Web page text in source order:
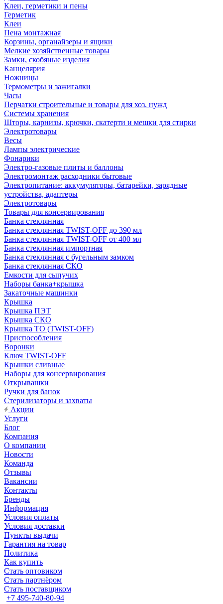
Клеи, герметики и пены
Герметик
Клеи
Пена монтажная
Корзины, органайзеры и ящики
Мелкие хозяйственные товары
Замки, скобяные изделия
Канцелярия
Ножницы
Термометры и зажигалки
Часы
Перчатки строительные и товары для хоз. нужд
Системы хранения
Шторы, карнизы, крючки, скатерти и мешки для стирки
Электротовары
Весы
Лампы электрические
Фонарики
Электро-газовые плиты и баллоны
Электромонтаж расходники бытовые
Электропитание: аккумуляторы, батарейки, зарядные
устройства, адаптеры
Электротовары
Товары для консервирования
Банка стеклянная
Банка стеклянная TWIST-OFF до 390 мл
Банка стеклянная TWIST-OFF от 400 мл
Банка стеклянная импортная
Банка стеклянная с бугельным замком
Банка стеклянная СКО
Емкости для сыпучих
Наборы банка+крышка
Закаточные машинки
Крышка
Крышка ПЭТ
Крышка СКО
Крышка ТО (TWIST-OFF)
Приспособления
Воронки
Ключ TWIST-OFF
Крышки сливные
Наборы для консервирования
Открывашки
Ручки для банок
Стерилизаторы и захваты
Акции
Услуги
Блог
Компания
О компании
Новости
Команда
Отзывы
Вакансии
Контакты
Бренды
Информация
Условия оплаты
Условия доставки
Пункты выдачи
Гарантия на товар
Политика
Как купить
Стать оптовиком
Стать партнёром
Стать поставщиком
+7 495-740-80-94